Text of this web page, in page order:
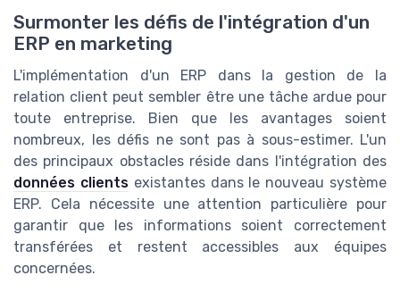
Surmonter les défis de l'intégration d'un
ERP en marketing
L'implémentation d'un ERP dans la gestion de la
relation client peut sembler être une tâche ardue pour
toute entreprise. Bien que les avantages soient
nombreux, les défis ne sont pas à sous-estimer. L'un
des principaux obstacles réside dans l'intégration des
données clientsexistantes dans le nouveau système
ERP. Cela nécessite une attention particulière pour
garantir que les informations soient correctement
transférées et restent accessibles aux équipes
concernées.